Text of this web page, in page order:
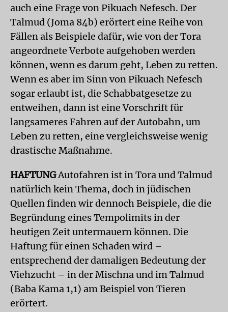
auch eine Frage von Pikuach Nefesch. Der
Talmud (Joma 84b) erörtert eine Reihe von
Fällen als Beispiele dafür, wie von der Tora
angeordnete Verbote aufgehoben werden
können, wenn es darum geht, Leben zu retten.
Wenn es aber im Sinn von Pikuach Nefesch
sogar erlaubt ist, die Schabbatgesetze zu
entweihen, dann ist eine Vorschrift für
langsameres Fahren auf der Autobahn, um
Leben zu retten, eine vergleichsweise wenig
drastische Maßnahme.
HAFTUNGAutofahren ist in Tora und Talmud
natürlich kein Thema, doch in jüdischen
Quellen finden wir dennoch Beispiele, die die
Begründung eines Tempolimits in der
heutigen Zeit untermauern können. Die
Haftung für einen Schaden wird –
entsprechend der damaligen Bedeutung der
Viehzucht – in der Mischna und im Talmud
(Baba Kama 1,1) am Beispiel von Tieren
erörtert.